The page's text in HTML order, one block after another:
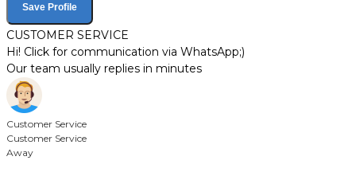
Save Profile
CUSTOMER SERVICE
Hi! Click for communication via WhatsApp;)
Our team usually replies in minutes
Customer Service
Customer Service
Away